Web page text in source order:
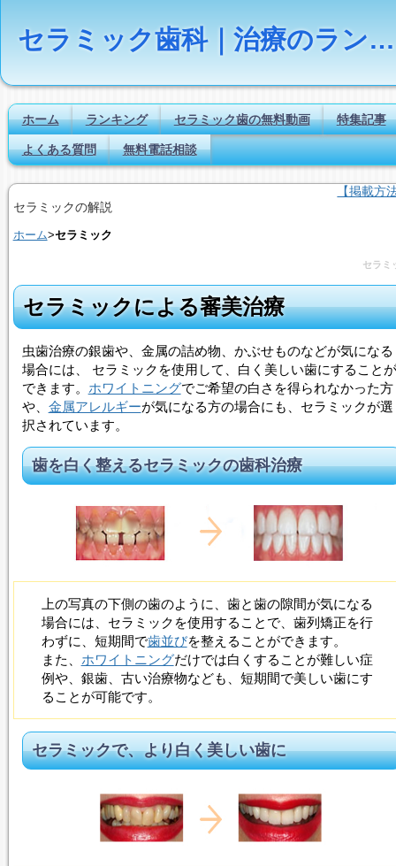
セラミック歯科｜治療のランキング【Dr.NAVI】
ホーム ランキング セラミック歯の無料動画 特集記事
よくある質問 無料電話相談
【掲載方
セラミックの解説
ホーム>セラミック
セラミ
セラミックによる審美治療
虫歯治療の銀歯や、金属の詰め物、かぶせものなどが気になる
場合には、 セラミック を使用して、白く美しい歯にすることが
できます。 ホワイトニングでご希望の白さを得られなかった方
や、 金属アレルギーが気になる方の場合にも、 セラミックが選
択されています。
歯を白く整えるセラミックの歯科治療
上の写真の下側の歯のように、歯と歯の隙間が気になる
場合には、 セラミック を使用することで、歯列矯正を行
わずに、短期間で歯並びを整えることができます。
また、 ホワイトニングだけでは白くすることが難しい症
例や、銀歯、古い治療物なども、短期間で美しい歯にす
ることが可能です。
セラミックで、より白く美しい歯に